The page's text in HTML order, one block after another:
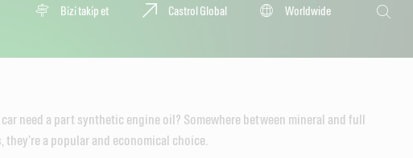
Bi̇zi̇ taki̇p et Castrol Global
Worldwide
Ara
need a part synthetic engine oil? Somewhere between mineral and full
they’re a popular and economical choice.